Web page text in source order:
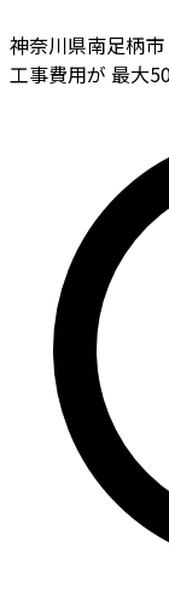
神奈川県南足柄市
工事費用が 最大